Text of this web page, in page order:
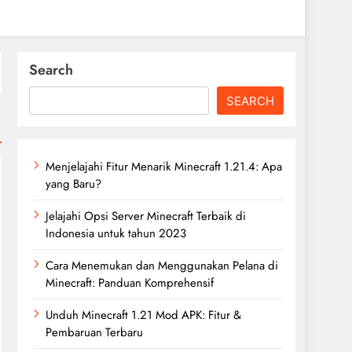
Search
SEARCH
Menjelajahi Fitur Menarik Minecraft 1.21.4: Apa
yang Baru?
Jelajahi Opsi Server Minecraft Terbaik di
Indonesia untuk tahun 2023
Cara Menemukan dan Menggunakan Pelana di
Minecraft: Panduan Komprehensif
Unduh Minecraft 1.21 Mod APK: Fitur &
Pembaruan Terbaru